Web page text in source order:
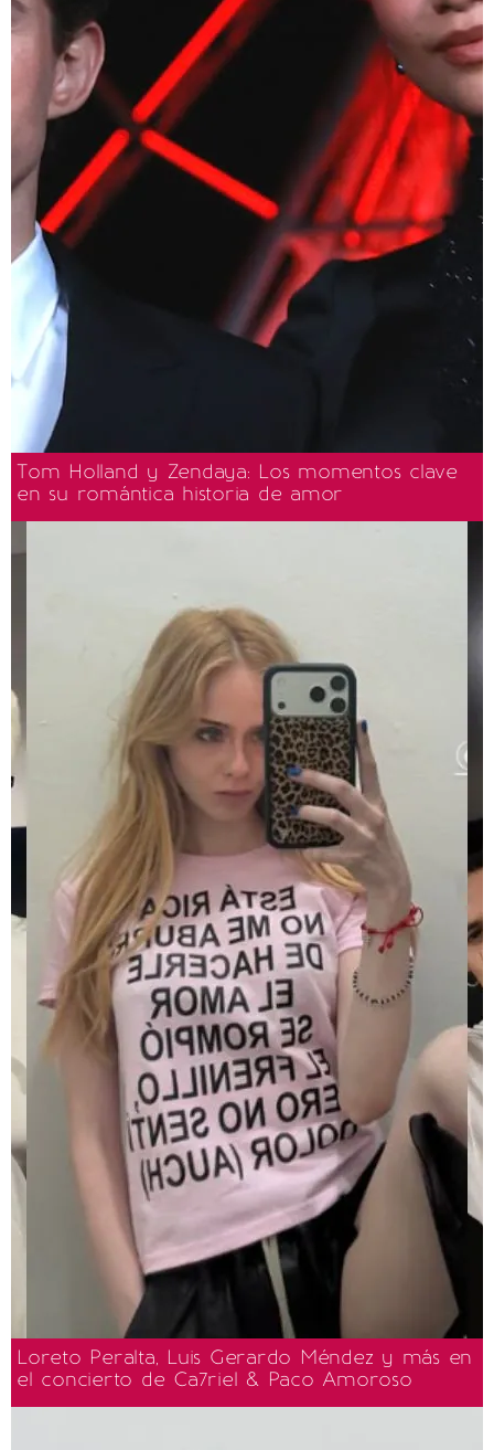
Tom Holland y Zendaya: Los momentos clave
en su romántica historia de amor
Loreto Peralta, Luis Gerardo Méndez y más en
el concierto de Ca7riel & Paco Amoroso